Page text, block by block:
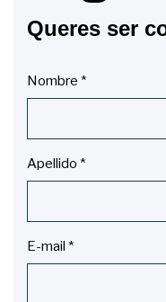
Queres ser
Nombre *
Apellido *
E-mail *